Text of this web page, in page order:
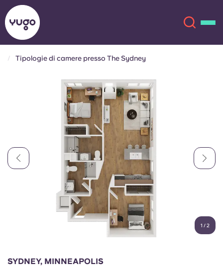
Account
English (GB)
Prenota ora
English (GB)
English (US)
Chinese Español
Català Deutsch
Italian French
Portuguese
Tipologie di camere presso The Sydney
1 /2
SYDNEY, MINNEAPOLIS